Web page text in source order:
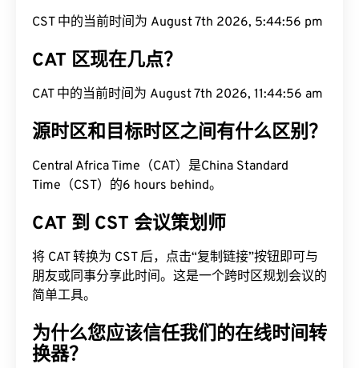
CST 中的当前时间为 August 7th 2026, 5:44:56 pm
CAT 区现在几点？
CAT 中的当前时间为 August 7th 2026, 11:44:56 am
源时区和目标时区之间有什么区别？
Central Africa Time（CAT）是China Standard
Time（CST）的6 hours behind。
CAT 到 CST 会议策划师
将 CAT 转换为 CST 后，点击“复制链接”按钮即可与
朋友或同事分享此时间。这是一个跨时区规划会议的
简单工具。
为什么您应该信任我们的在线时间转
换器？